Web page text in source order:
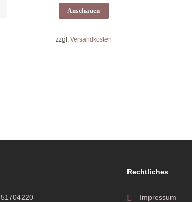
Anschauen
zzgl.Versandkosten
Rechtliches
Impressum